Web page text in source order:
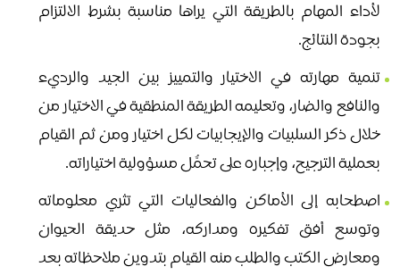
لأداء المهام بالطريقة التي يراها مناسبة بشرط الالتزام
بجودة النتائج.
تنمية مهارته في الاختيار والتمييز بين الجيد والرديء
والنافع والضار، وتعليمه الطريقة المنطقية في الاختيار من
خلال ذكر السلبيات والإيجابيات لكل اختيار ومن ثم القيام
بعملية الترجيح، وإجباره على تحمُّل مسؤولية اختياراته.
اصطحابه إلى الأماكن والفعاليات التي تثري معلوماته
وتوسع أفق تفكيره ومداركه، مثل حديقة الحيوان
ومعارض الكتب والطلب منه القيام بتدوين ملاحظاته بعد